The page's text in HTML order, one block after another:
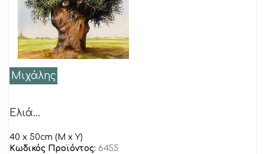
Μιχάλης
Ελιά…
40 x 50cm (Μ x Y)
Κωδικός Προϊόντος: 6455